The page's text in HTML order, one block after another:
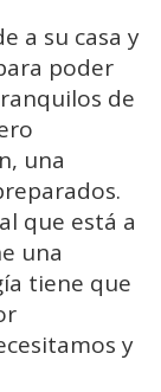
a su casa y
poder
de
una
que está a
una
tiene que
y